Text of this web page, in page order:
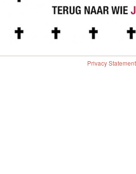
Privacy Statement